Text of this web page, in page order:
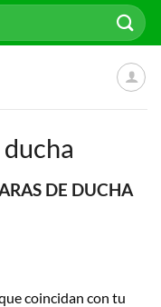
DE DUCHA
coincidan con tu